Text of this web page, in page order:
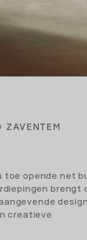
ZAVENTEM
toe opende net
brengt
creatieve